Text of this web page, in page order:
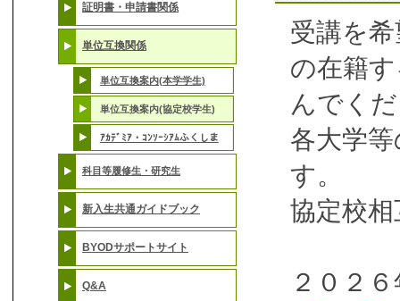
証明書・申請書関係
単位互換関係
単位互換案内(本学学生)
単位互換案内(協定校学生)
ｱｶﾃﾞﾐｱ・ｺﾝｿｰｼｱﾑふくしま
科目等履修生・研究生
新入生共通ガイドブック
BYODサポートサイト
Q&A
受講を
の在籍
んでく
各大学
す。
協定校
２０２